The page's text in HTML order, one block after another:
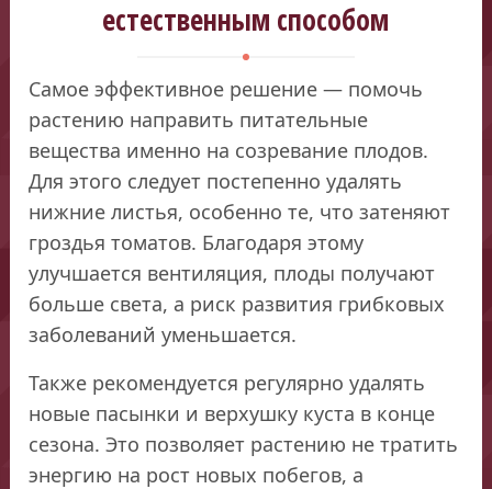
естественным способом
Самое эффективное решение — помочь
растению направить питательные
вещества именно на созревание плодов.
Для этого следует постепенно удалять
нижние листья, особенно те, что затеняют
гроздья томатов. Благодаря этому
улучшается вентиляция, плоды получают
больше света, а риск развития грибковых
заболеваний уменьшается.
Также рекомендуется регулярно удалять
новые пасынки и верхушку куста в конце
сезона. Это позволяет растению не тратить
энергию на рост новых побегов, а